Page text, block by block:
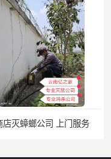
店灭蟑螂公司 上门服务